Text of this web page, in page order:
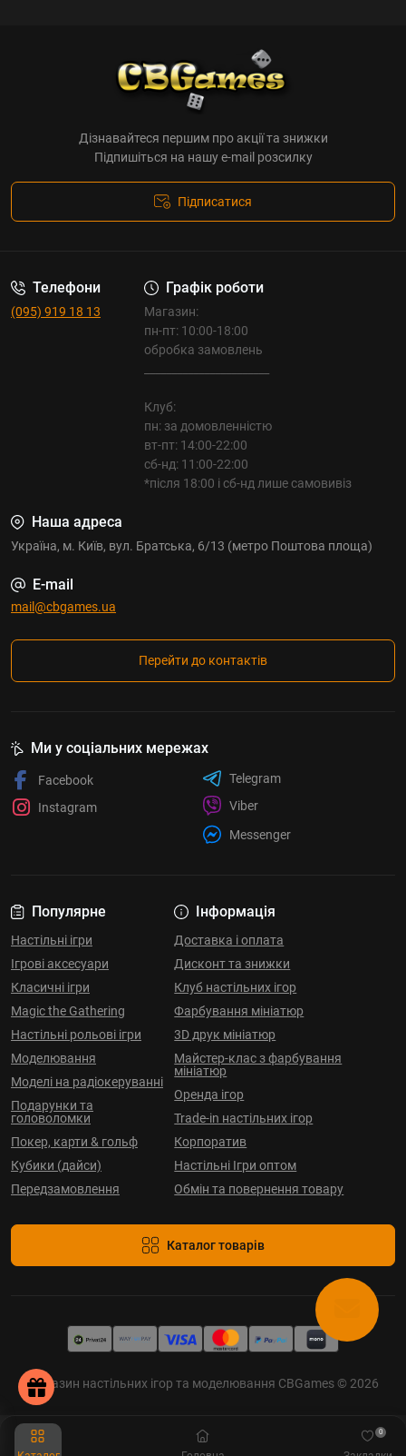
0
Дізнавайтеся першим про акції та знижки
Підпишіться на нашу e-mail розсилку
Підписатися
Телефони
(095) 919 18 13
Графік роботи
Магазин:
пн-пт: 10:00-18:00
обробка замовлень
Клуб:
пн: за домовленністю
вт-пт: 14:00-22:00
сб-нд: 11:00-22:00
*після 18:00 і сб-нд лише самовивіз
Наша адреса
Україна, м. Київ, вул. Братська, 6/13 (метро Поштова площа)
E-mail
mail@cbgames.ua
Перейти до контактів
Популярне
Настільні ігри
Ігрові аксесуари
Класичні ігри
Magic the Gathering
Настільні рольові ігри
Моделювання
Моделі на радіокеруванні
Подарунки та
головоломки
Покер, карти & гольф
Кубики (дайси)
Передзамовлення
Інформація
Доставка і оплата
Дисконт та знижки
Клуб настільних ігор
Фарбування мініатюр
3D друк мініатюр
Майстер-клас з фарбування
мініатюр
Оренда ігор
Trade-in настільних ігор
Корпоратив
Настільні Ігри оптом
Обмін та повернення товару
Каталог товарів
Ми у соціальних мережах
Facebook
Instagram
Telegram
Viber
Messenger
Магазин настільних ігор та моделювання CBGames © 2026